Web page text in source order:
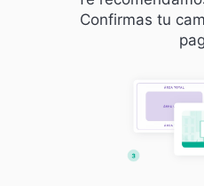
Confirmas tu